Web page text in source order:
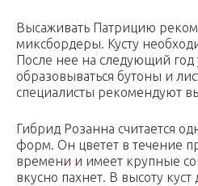
Высаживать Патрицию
миксбордеры. Кусту
После нее на следующий год
образовываться бутоны и
специалисты рекомендуют
Гибрид Розанна считается
форм. Он цветет в течение
времени и имеет крупные
вкусно пахнет. В высоту куст